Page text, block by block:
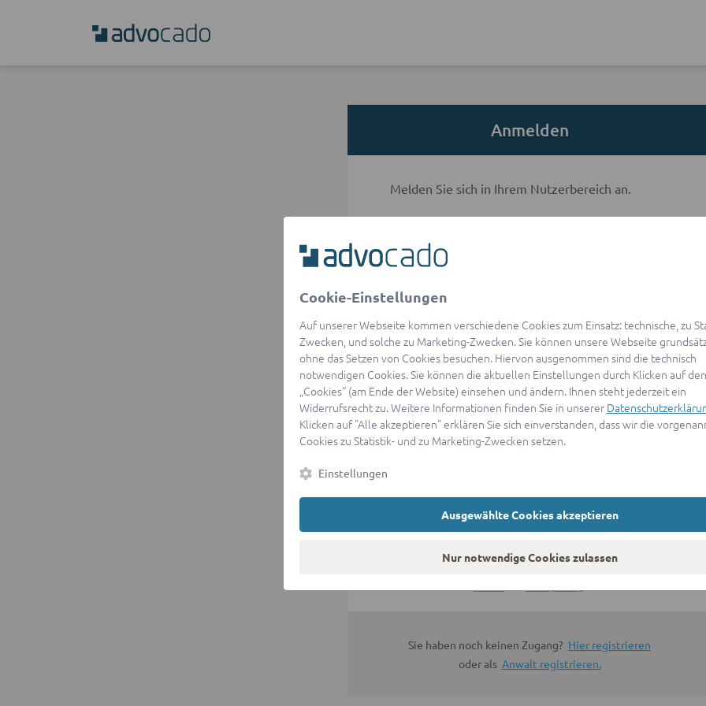
Anmelden
Melden Sie sich in Ihrem Nutzerbereich an.
E-Mail-Adresse
Passwort
Passwort vergessen?
ANMELDEN
oder
Sign in with Google
Sie haben noch keinen Zugang? Hier registrieren
oder als Anwalt registrieren.
Cookie-Einstellungen
Auf unserer Webseite kommen verschiedene Cookies zum Einsatz: technische, zu
Zwecken, und solche zu Marketing-Zwecken. Sie können unsere Webseite
ohne das Setzen von Cookies besuchen. Hiervon ausgenommen sind die technisch
notwendigen Cookies. Sie können die aktuellen Einstellungen durch Klicken auf
„Cookies“ (am Ende der Website) einsehen und ändern. Ihnen steht jederzeit ein
Widerrufsrecht zu. Weitere Informationen finden Sie in unserer
Klicken auf "Alle akzeptieren" erklären Sie sich einverstanden, dass wir die
Cookies zu Statistik- und zu Marketing-Zwecken setzen.
Einstellungen
Ausgewählte Cookies akzeptieren
Nur notwendige Cookies zulassen